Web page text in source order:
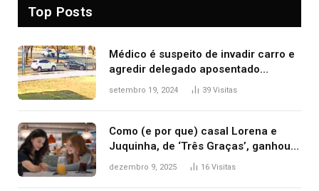
Top Posts
Médico é suspeito de invadir carro e
agredir delegado aposentado
durante confusão no trânsito
setembro 19, 2024 39 Visitas
Como (e por que) casal Lorena e
Juquinha, de ‘Três Graças’, ganhou
repercussão internacional
dezembro 9, 2025 16 Visitas